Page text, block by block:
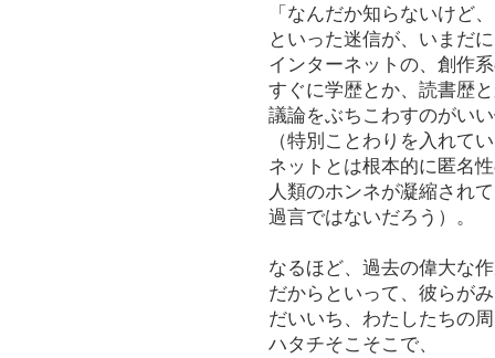
「なんだか知らないけど
といった迷信が、いまだ
インターネットの、創作
すぐに学歴とか、読書歴
議論をぶちこわすのがい
（特別ことわりを入れて
ネットとは根本的に匿名
人類のホンネが凝縮され
過言ではないだろう）。
なるほど、過去の偉大な
だからといって、彼らが
だいいち、わたしたちの
ハタチそこそこで、